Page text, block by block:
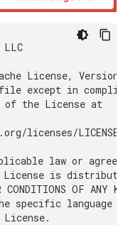
License,
except in
of the License at
licenses/LICENSE-
law or
is distributed
OR CONDITIONS OF
specific language